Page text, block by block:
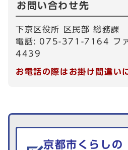
お問い合わせ先
下京区役所 区民部 総務課
電話: 075-371-7164 フ
4439
お電話の際はお掛け間違い
生活情報を探す
京都市くらしの